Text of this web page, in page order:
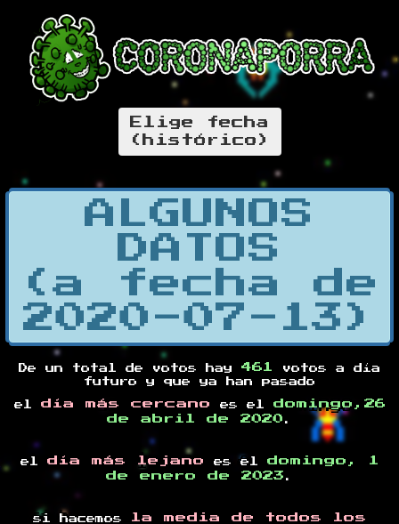
Elige fecha
(histórico)
ALGUNOS
DATOS
(a fecha de
2020-07-13)
De un total de votos hay 461
votos a día
futuro y que ya han pasado
el día más cercano es el domingo,26
de abril de 2020 .
el día más lejano es el domingo, 1
de enero de 2023 .
si hacemos
la media de todos los